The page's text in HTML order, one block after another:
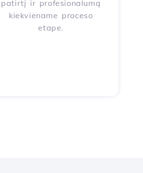
patirtį ir profesionalumą
kiekviename proceso
etape.